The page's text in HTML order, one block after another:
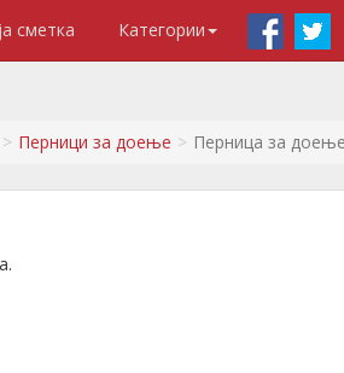
сметка Категории
Перници за доење Перница за доење